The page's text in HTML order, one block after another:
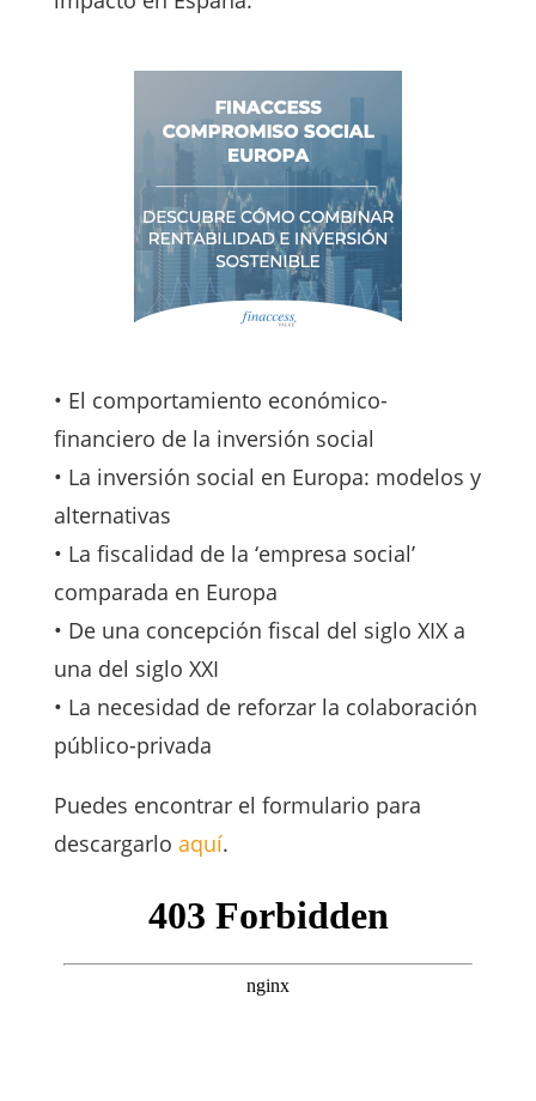
• El comportamiento económico-
financiero de la inversión social
• La inversión social en Europa: modelos y
alternativas
• La fiscalidad de la ‘empresa social’
comparada en Europa
• De una concepción fiscal del siglo XIX a
una del siglo XXI
• La necesidad de reforzar la colaboración
público-privada
Puedes encontrar el formulario para
descargarlo aquí.